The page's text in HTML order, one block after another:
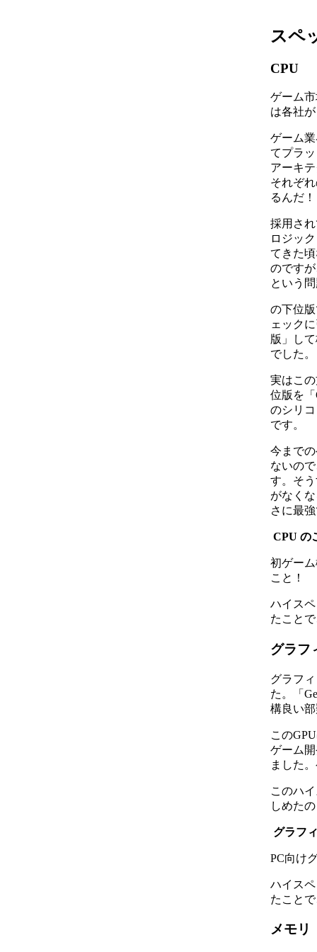
スペ
CPU
ゲーム
は各社が
ゲーム
てプラ
アーキ
それぞ
るんだ
採用さ
ロジッ
てきた
のです
という
の下位
ェック
版」し
でした。
実はこ
位版を「
のシリ
です。
今まで
ないの
す。そ
がなく
さに最
CPU の
初ゲー
こと！
ハイス
たこと
グラフ
グラフ
た。「
構良い部
この
ゲーム
ました
このハ
しめた
グラフ
PC向け
ハイス
たこと
メモリ